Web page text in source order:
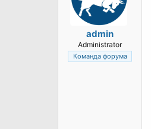
admin
Administrator
Команда форума